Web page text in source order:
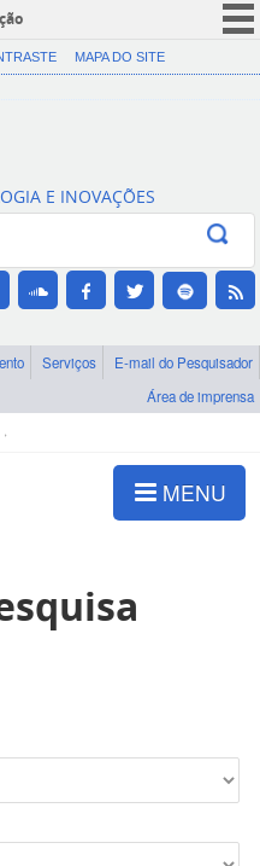
CORONAVÍRUS (COVID-19)
Canais
MAPA DO SITE
E INOVAÇÕES
Serviços
E-mail do Pesquisador
Área de imprensa
MENU